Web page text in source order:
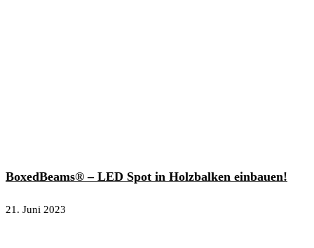
BoxedBeams® – LED Spot in Holzbalken einbauen!
21. Juni 2023